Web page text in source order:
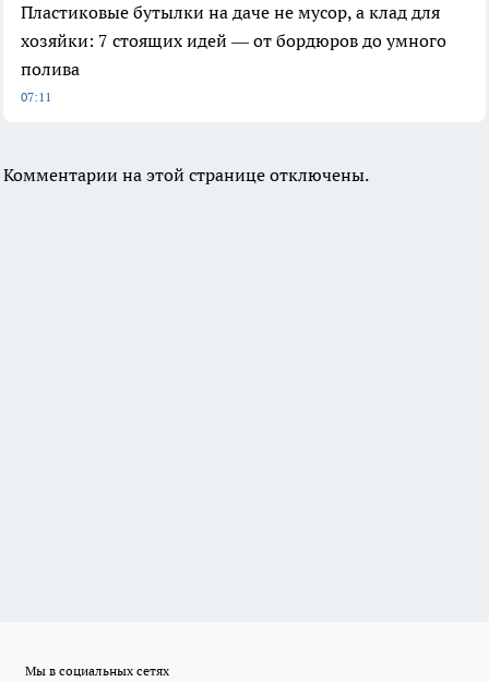
Пластиковые бутылки на даче не мусор, а клад для
хозяйки: 7 стоящих идей — от бордюров до умного
полива
07:11
Комментарии на этой странице отключены.
Мы в социальных сетях